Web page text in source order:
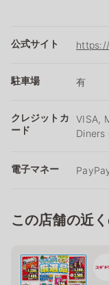
公式サイト
駐車場 有
クレジットカ
ード
VISA,
Diners
電子マネー
この店舗の近